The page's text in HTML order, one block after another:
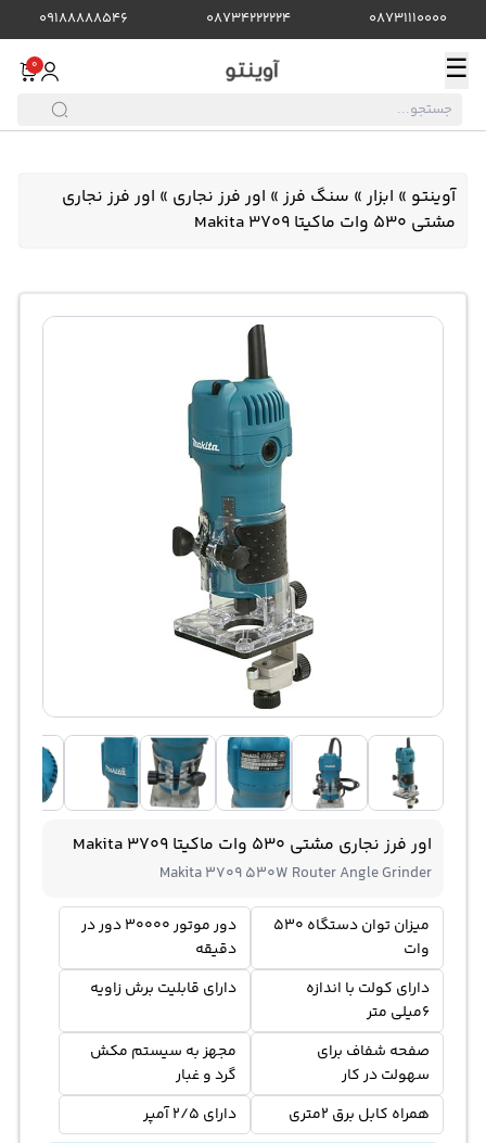
08731110000
08734222224
09188888546
☰
0
آوینتو » ابزار» سنگ فرز» اور فرز نجاری » اور فرز نجاری
مشتی 530 وات ماکیتا Makita 3709
اور فرز نجاری مشتی 530 وات ماکیتا Makita 3709
Makita 3709 530W Router Angle Grinder
میزان توان دستگاه 530
وات
دور موتور 30000 دور در
دقیقه
دارای کولت با اندازه
6میلی متر
دارای قابلیت برش زاویه
صفحه شفاف برای
سهولت در کار
مجهز به سیستم مکش
گرد و غبار
همراه کابل برق 2متری
دارای 2/5 آمپر